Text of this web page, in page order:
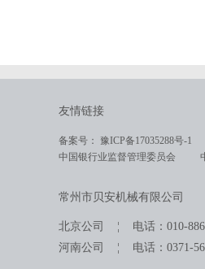
友情链接
备案号： 豫ICP备17035288号-1
中国银行业监督管理委员会
常州市贝安机械有限公司
北京公司 ¦ 电话：010-
河南公司 ¦ 电话：0371-